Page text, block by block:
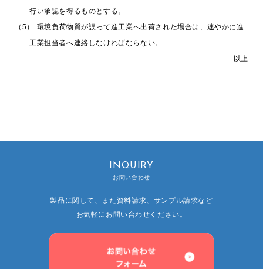
行い承認を得るものとする。
（5）
環境負荷物質が誤って進工業へ出荷された場合は、速やかに進
工業担当者へ連絡しなければならない。
以上
INQUIRY
お問い合わせ
製品に関して、また資料請求、サンプル請求など
お気軽にお問い合わせください。